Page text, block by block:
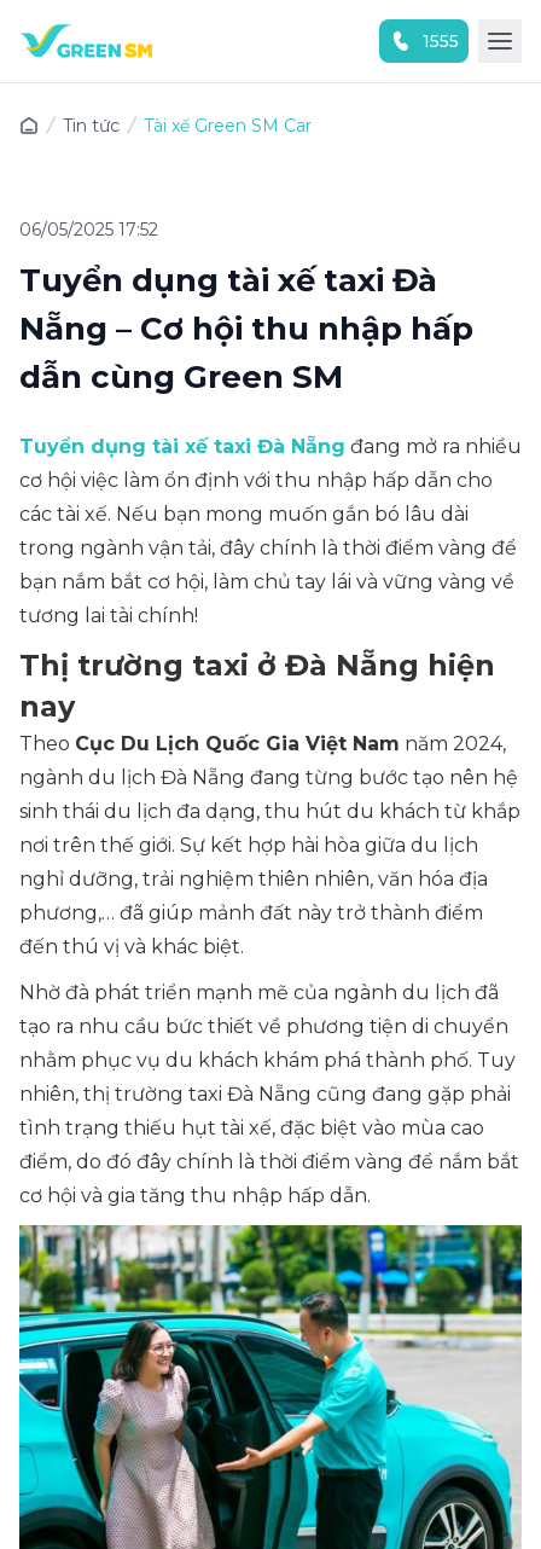
1555
Tin tức Tài xế Green SM Car
06/05/2025 17:52
Tuyển dụng tài xế taxi Đà
Nẵng – Cơ hội thu nhập hấp
dẫn cùng Green SM
Tuyển dụng tài xế taxi Đà Nẵng đang mở ra nhiều
cơ hội việc làm ổn định với thu nhập hấp dẫn cho
các tài xế. Nếu bạn mong muốn gắn bó lâu dài
trong ngành vận tải, đây chính là thời điểm vàng để
bạn nắm bắt cơ hội, làm chủ tay lái và vững vàng về
tương lai tài chính!
Thị trường taxi ở Đà Nẵng hiện
nay
Theo Cục Du Lịch Quốc Gia Việt Nam năm 2024,
ngành du lịch Đà Nẵng đang từng bước tạo nên hệ
sinh thái du lịch đa dạng, thu hút du khách từ khắp
nơi trên thế giới. Sự kết hợp hài hòa giữa du lịch
nghỉ dưỡng, trải nghiệm thiên nhiên, văn hóa địa
phương,… đã giúp mảnh đất này trở thành điểm
đến thú vị và khác biệt.
Nhờ đà phát triển mạnh mẽ của ngành du lịch đã
tạo ra nhu cầu bức thiết về phương tiện di chuyển
nhằm phục vụ du khách khám phá thành phố. Tuy
nhiên, thị trường taxi Đà Nẵng cũng đang gặp phải
tình trạng thiếu hụt tài xế, đặc biệt vào mùa cao
điểm, do đó đây chính là thời điểm vàng để nắm bắt
cơ hội và gia tăng thu nhập hấp dẫn.